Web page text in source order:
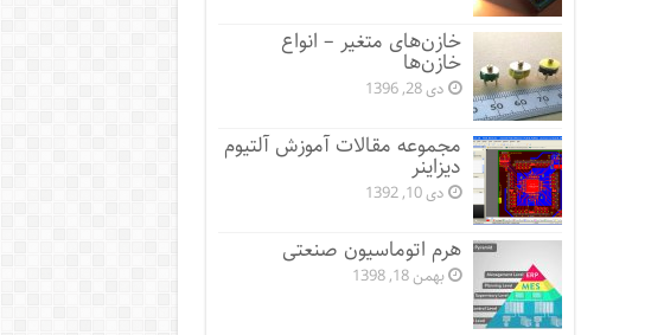
خازن‌های متغیر – انواع
خازن‌ها
دی 28, 1396
مجموعه مقالات آموزش آلتیوم
دیزاینر
دی 10, 1392
هرم اتوماسیون صنعتی
بهمن 18, 1398